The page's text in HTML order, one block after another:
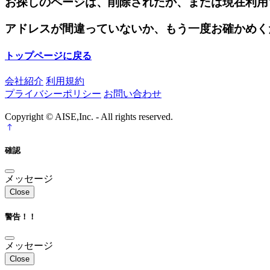
アドレスが間違っていないか、もう一度お確かめ
トップページに戻る
会社紹介 利用規約
プライバシーポリシー お問い合わせ
Copyright © AISE,Inc. - All rights reserved.
確認
メッセージ
Close
警告！！
メッセージ
Close